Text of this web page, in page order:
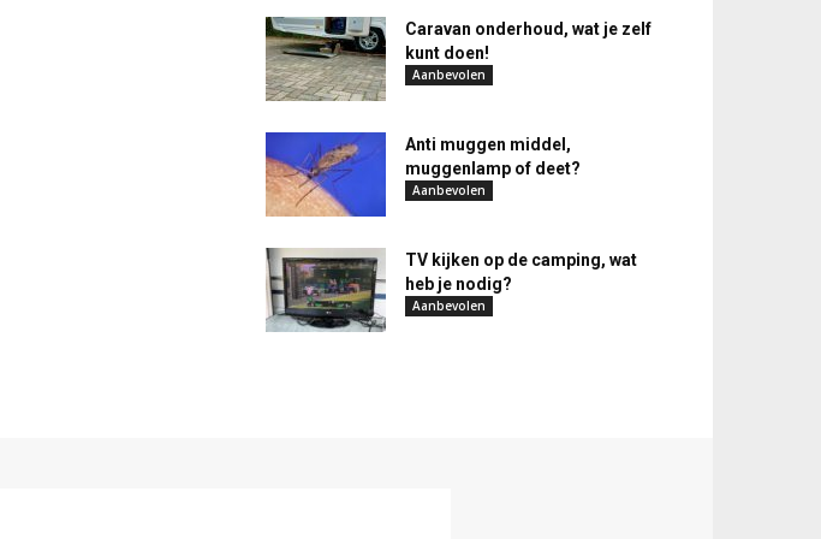
Caravan onderhoud, wat je zelf
kunt doen!
Aanbevolen
Anti muggen middel,
muggenlamp of deet?
Aanbevolen
TV kijken op de camping, wat
heb je nodig?
Aanbevolen